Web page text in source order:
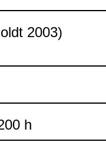
2003)
h